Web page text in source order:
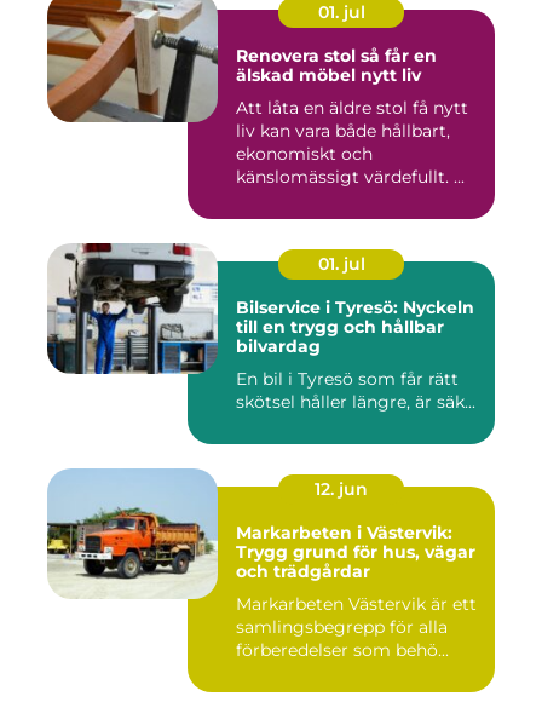
01. jul
Renovera stol så får en
älskad möbel nytt liv
Att låta en äldre stol få nytt
liv kan vara både hållbart,
ekonomiskt och
känslomässigt värdefullt. ...
01. jul
Bilservice i Tyresö: Nyckeln
till en trygg och hållbar
bilvardag
En bil i Tyresö som får rätt
skötsel håller längre, är säk...
12. jun
Markarbeten i Västervik:
Trygg grund för hus, vägar
och trädgårdar
Markarbeten Västervik är ett
samlingsbegrepp för alla
förberedelser som behö...